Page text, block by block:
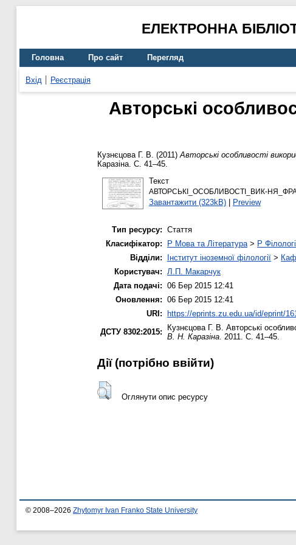
ЕЛЕКТРОННА
Головна Про сайт Перегляд
Вхід Реєстрація
Авторські
Кузнєцова Г. В. (2011)Авторські особливості
Каразіна. С. 41–45.
Текст
АВТОРСЬКІ_ОСОБЛИВОСТІ_ВИК-
Завантажити (323kB)| Preview
Тип ресурсу: Стаття
Класифікатор:
P Мова та Література> P
Відділи:
Інститут іноземної філології >
Користувач: Л.П. Макарчук
Дата подачі: 06 Бер 2015 12:41
Оновлення: 06 Бер 2015 12:41
URI:
https://eprints.zu.edu.ua/id/eprint/
ДСТУ 8302:2015:
Кузнєцова Г. В. Авторські
В. Н. Каразіна. 2011. С. 41–45.
Дії ​​(потрібно ввійти)
Оглянути опис ресурсу
© 2008–2026 Zhytomyr Ivan Franko State University